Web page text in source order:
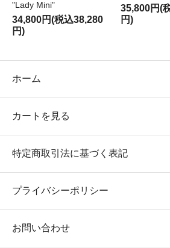
"Lady Mini"
34,800円(税込38,280
円)
35,800円(
円)
ホーム
カートを見る
特定商取引法に基づく表記
プライバシーポリシー
お問い合わせ